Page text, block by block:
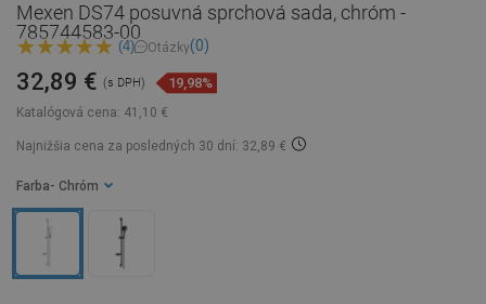
Mexen DS74 posuvná sprchová sada, chróm -
785744583-00
(4) Otázky(0)
Katalógová cena: 41,10 €
32,89 € (s DPH) 19,98%
Najnižšia cena za posledných 30 dní: 32,89 €
Farba - Chróm